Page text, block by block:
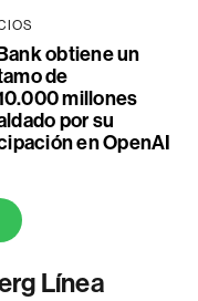
obtiene un
de
millones
por su
en OpenAI
Línea